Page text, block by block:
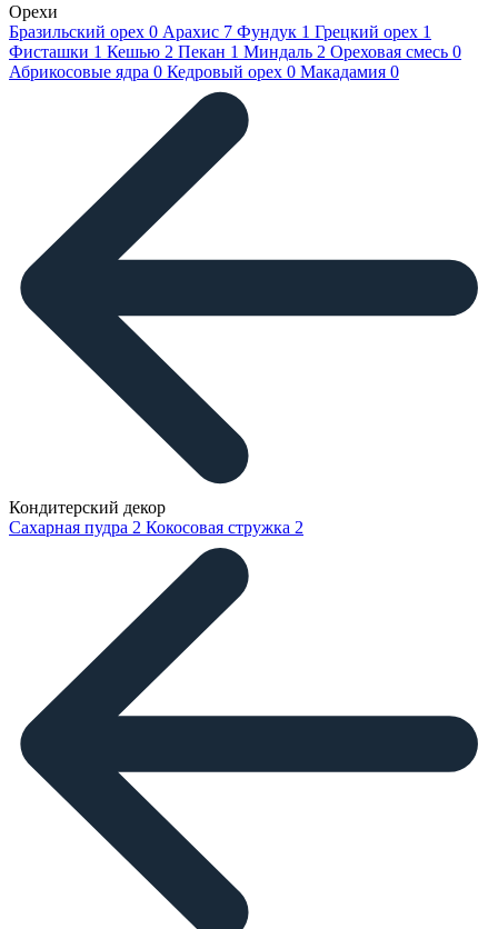
Орехи
Бразильский орех 0 Арахис 7 Фундук 1 Грецкий орех 1
Фисташки 1 Кешью 2 Пекан 1 Миндаль 2 Ореховая смесь 0
Абрикосовые ядра 0 Кедровый орех 0 Макадамия 0
Кондитерский декор
Сахарная пудра 2 Кокосовая стружка 2